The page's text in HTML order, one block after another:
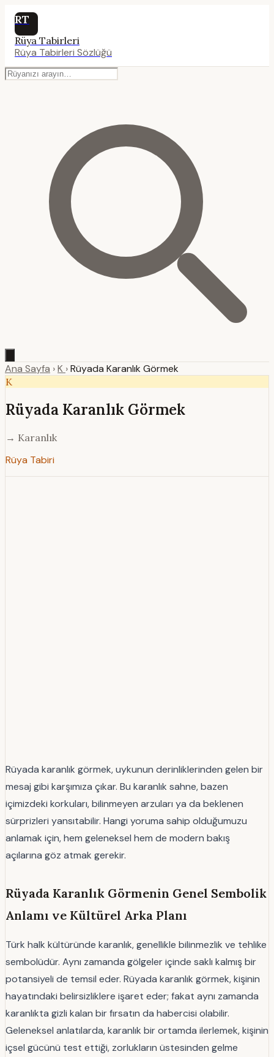
RT
Rüya Tabirleri
Rüya Tabirleri Sözlüğü
Ana Sayfa ›K ›Rüyada Karanlık Görmek
K
Rüyada Karanlık Görmek
→ Karanlık
Rüya Tabiri
Rüyada karanlık görmek, uykunun derinliklerinden gelen bir
mesaj gibi karşımıza çıkar. Bu karanlık sahne, bazen
içimizdeki korkuları, bilinmeyen arzuları ya da beklenen
sürprizleri yansıtabilir. Hangi yoruma sahip olduğumuzu
anlamak için, hem geleneksel hem de modern bakış
açılarına göz atmak gerekir.
Rüyada Karanlık Görmenin Genel Sembolik
Anlamı ve Kültürel Arka Planı
Türk halk kültüründe karanlık, genellikle bilinmezlik ve tehlike
sembolüdür. Aynı zamanda gölgeler içinde saklı kalmış bir
potansiyeli de temsil eder. Rüyada karanlık görmek, kişinin
hayatındaki belirsizliklere işaret eder; fakat aynı zamanda
karanlıkta gizli kalan bir fırsatın da habercisi olabilir.
Geleneksel anlatılarda, karanlık bir ortamda ilerlemek, kişinin
içsel gücünü test ettiği, zorlukların üstesinden gelme